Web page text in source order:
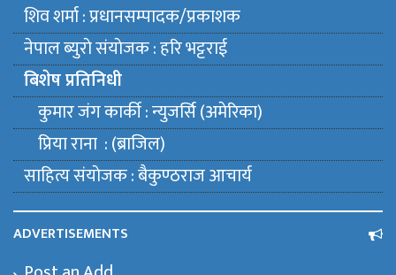
शिव शर्मा : प्रधानसम्पादक/प्रकाशक
नेपाल ब्युराे संयाेजक : हरि भट्टराई
बिशेष प्रतिनिधी
कुमार जंग कार्की : न्युजर्सि (अमेरिका)
प्रिया राना : (ब्राजिल)
साहित्य संयाेजक : बैकुण्ठराज आचार्य
ADVERTISEMENTS